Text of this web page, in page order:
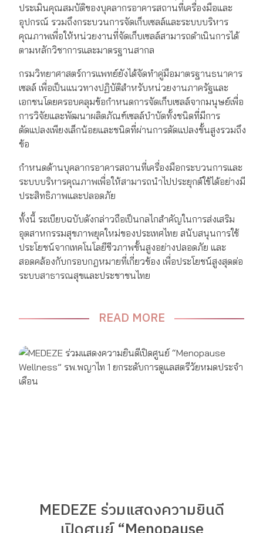
ประเมินคุณสมบัติของบุคลากรอาคารสถานที่เครื่องมือและ
อุปกรณ์ รวมถึงกระบวนการจัดเก็บเซลล์และระบบบริหาร
คุณภาพเพื่อให้หน่วยงานที่จัดเก็บเซลล์สามารถดำเนินการได้
ตามหลักวิชาการและมาตรฐานสากล
กรมวิทยาศาสตร์การแพทย์ยังได้จัดทำคู่มือมาตรฐานธนาคาร
เซลล์ เพื่อเป็นแนวทางปฏิบัติสำหรับหน่วยงานภาครัฐและ
เอกชนโดยครอบคลุมข้อกำหนดการจัดเก็บเซลล์จากมนุษย์เพื่อ
การวิจัยและพัฒนาผลิตภัณฑ์เซลล์บำบัดทั้งชนิดที่มีการ
ดัดแปลงเพียงเล็กน้อยและชนิดที่ผ่านการดัดแปลงขั้นสูงรวมถึง
ข้อ
กำหนดด้านบุคลากรอาคารสถานที่เครื่องมือกระบวนการและ
ระบบบริหารคุณภาพเพื่อให้สามารถนำไปประยุกต์ใช้ได้อย่างมี
ประสิทธิภาพและปลอดภัย
ทั้งนี้ ระเบียบฉบับดังกล่าวถือเป็นกลไกสำคัญในการส่งเสริม
อุตสาหกรรมสุขภาพยุคใหม่ของประเทศไทย สนับสนุนการใช้
ประโยชน์จากเทคโนโลยีชีวภาพขั้นสูงอย่างปลอดภัย และ
สอดคล้องกับกรอบกฎหมายที่เกี่ยวข้อง เพื่อประโยชน์สูงสุดต่อ
ระบบสาธารณสุขและประชาชนไทย
READ MORE
MEDEZE ร่วมแสดงความยินดี